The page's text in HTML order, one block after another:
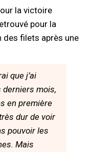
la victoire
pour la
des filets après une
que j’ai
derniers mois,
en première
dur de voir
pouvoir les
Mais